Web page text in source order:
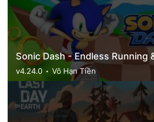
v4.24.0 Vô Hạn Tiền